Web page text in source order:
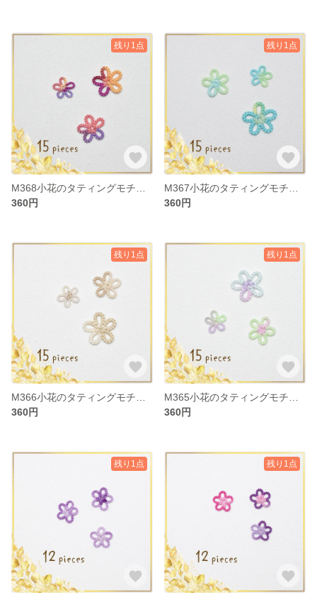
残り1点
360円
残り1点
360円
残り1点
360円
残り1点
360円
残り1点 残り1点